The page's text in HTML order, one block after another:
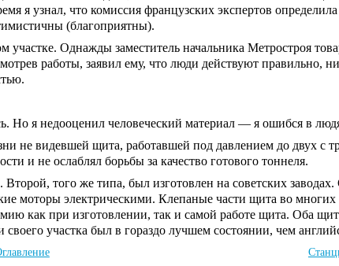
я узнал, что комиссия французских экспертов
(благоприятны).
участке. Однажды заместитель начальника Метростроя
работы, заявил ему, что люди действуют правильно,
Но я недооценил человеческий материал — я ошибся в
не видевшей щита, работавшей под давлением до двух с
и не ослаблял борьбы за качество готового тоннеля.
того же типа, был изготовлен на советских заводах.
моторы электрическими. Клепаные части щита во
как при изготовлении, так и самой работе щита. Оба
участка был в гораздо лучшем состоянии, чем